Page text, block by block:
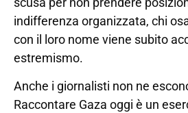
indifferenza organizzata, chi
con il loro nome viene subito
estremismo.
Anche i giornalisti non ne
Raccontare Gaza oggi è un